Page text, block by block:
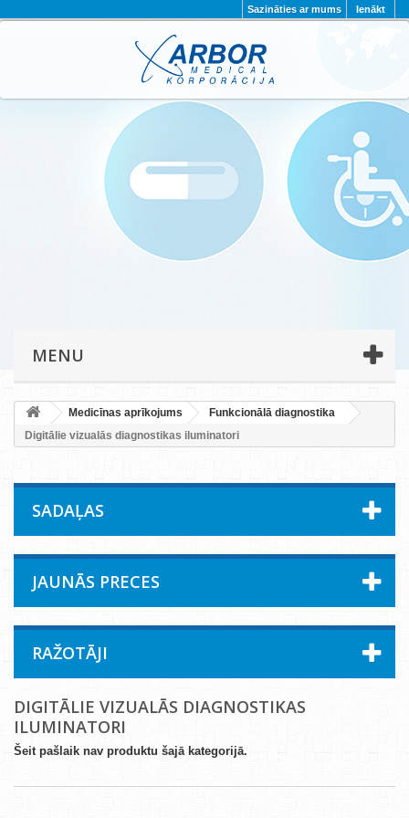
Ienākt
Sazināties ar mums
PAR MUMS PROJEKTI
KONTAKTI
PRIVĀTUMA POLITIKA
MENU
Medicīnas aprīkojums
Funkcionālā diagnostika
Digitālie vizualās diagnostikas iluminatori
SADAĻAS
JAUNĀS PRECES
RAŽOTĀJI
DIGITĀLIE VIZUALĀS DIAGNOSTIKAS
ILUMINATORI
Šeit pašlaik nav produktu šajā kategorijā.